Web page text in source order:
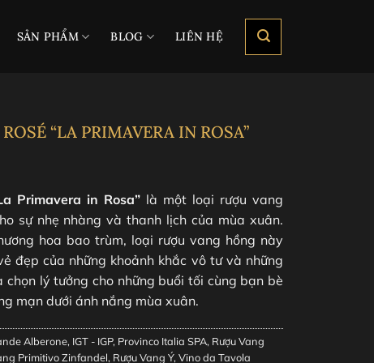
SẢN PHẨM BLOG LIÊN HỆ
“LA PRIMAVERA IN ROSA”
Primavera in Rosa” là một loại rượu vang
sự nhẹ nhàng và thanh lịch của mùa xuân.
hoa bao trùm, loại rượu vang hồng này
đẹp của những khoảnh khắc vô tư và những
lý tưởng cho những buổi tối cùng bạn bè
mạn dưới ánh nắng mùa xuân.
Alberone, IGT - IGP, Provinco Italia SPA, Rượu Vang
Primitivo Zinfandel, Rượu Vang Ý, Vino da Tavola